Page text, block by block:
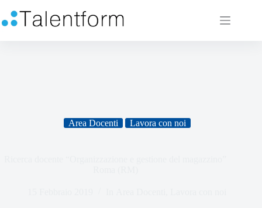
Area Docenti Lavora con noi